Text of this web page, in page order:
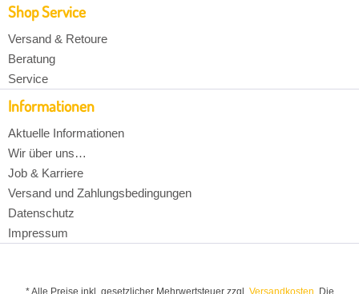
Shop Service
Versand & Retoure
Beratung
Service
Informationen
Aktuelle Informationen
Wir über uns…
Job & Karriere
Versand und Zahlungsbedingungen
Datenschutz
Impressum
* Alle Preise inkl. gesetzlicher Mehrwertsteuer zzgl. Versandkosten . Die